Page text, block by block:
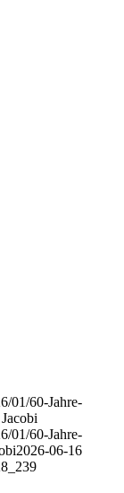
01/60-Jahre-
01/60-Jahre-
2026-06-16